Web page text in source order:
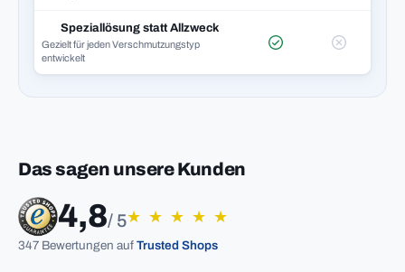
Speziallösung statt Allzweck
Gezielt für jeden Verschmutzungstyp
entwickelt
Das sagen unsere Kunden
4,8/ 5★ ★ ★ ★ ★
347 Bewertungen auf Trusted Shops